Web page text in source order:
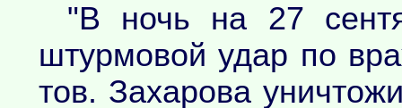
"В ночь на 27
штурмовой удар по
тов. Захарова